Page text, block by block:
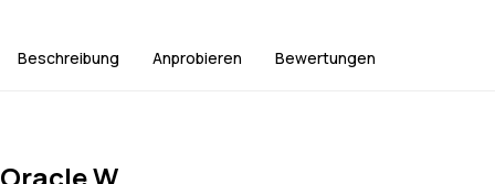
Beschreibung Anprobieren Bewertungen